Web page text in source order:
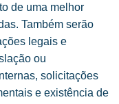
de uma melhor
Também serão
legais e
ou
solicitações
e existência de